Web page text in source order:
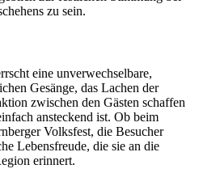
zu sein.
eine unverwechselbare,
Gesänge, das Lachen der
zwischen den Gästen schaffen
ansteckend ist. Ob beim
Volksfest, die Besucher
Lebensfreude, die sie an die
erinnert.